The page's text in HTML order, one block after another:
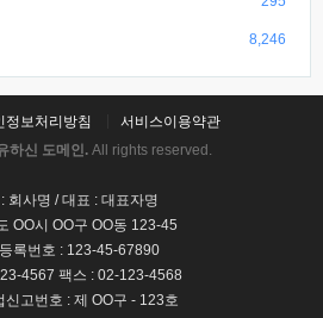
8,246
정보처리방침
서비스이용약관
하신 도메인. All rights reserved.
회사명 / 대표 : 대표자명
OO시 OO구 OO동 123-45
록번호 : 123-45-67890
4567 팩스 : 02-123-4568
신고번호 : 제 OO구 - 123호